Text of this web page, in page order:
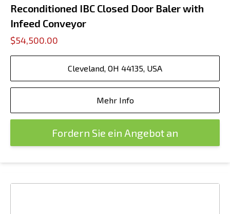
Reconditioned IBC Closed Door Baler with
Infeed Conveyor
$54,500.00
Cleveland, OH 44135, USA
Mehr Info
Fordern Sie ein Angebot an